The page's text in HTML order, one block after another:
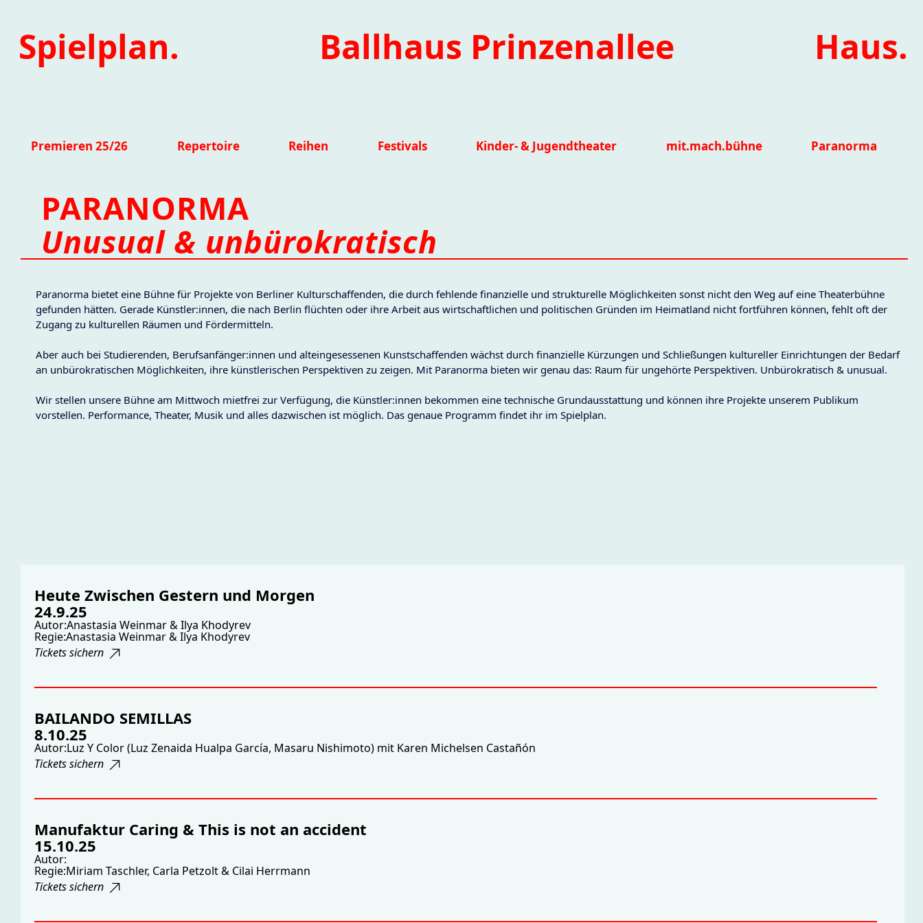
Spielplan. Ballhaus Prinzenallee Haus.
Premieren 25/26 Repertoire Reihen Festivals Kinder- & Jugendtheater mit.mach.bühne Paranorma
PARANORMA
Unusual & unbürokratisch
Paranorma bietet eine Bühne für Projekte von Berliner Kulturschaffenden, die durch fehlende finanzielle und strukturelle Möglichkeiten sonst nicht den Weg auf eine Theaterbühne
gefunden hätten. Gerade Künstler:innen, die nach Berlin flüchten oder ihre Arbeit aus wirtschaftlichen und politischen Gründen im Heimatland nicht fortführen können, fehlt oft der
Zugang zu kulturellen Räumen und Fördermitteln.
Aber auch bei Studierenden, Berufsanfänger:innen und alteingesessenen Kunstschaffenden wächst durch finanzielle Kürzungen und Schließungen kultureller Einrichtungen der Bedarf
an unbürokratischen Möglichkeiten, ihre künstlerischen Perspektiven zu zeigen. Mit Paranorma bieten wir genau das: Raum für ungehörte Perspektiven. Unbürokratisch & unusual.
Wir stellen unsere Bühne am Mittwoch mietfrei zur Verfügung, die Künstler:innen bekommen eine technische Grundausstattung und können ihre Projekte unserem Publikum
vorstellen. Performance, Theater, Musik und alles dazwischen ist möglich. Das genaue Programm findet ihr im Spielplan.
Heute Zwischen Gestern und Morgen
24.9.25
Autor:Anastasia Weinmar & Ilya Khodyrev
Regie:Anastasia Weinmar & Ilya Khodyrev
Tickets sichern
BAILANDO SEMILLAS
8.10.25
Autor:Luz Y Color (Luz Zenaida Hualpa García, Masaru Nishimoto) mit Karen Michelsen Castañón
Tickets sichern
Manufaktur Caring & This is not an accident
15.10.25
Autor:
Regie:Miriam Taschler, Carla Petzolt & Cilai Herrmann
Tickets sichern